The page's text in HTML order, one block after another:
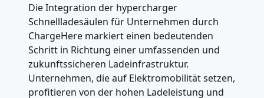
Die Integration der hypercharger
Schnellladesäulen für Unternehmen durch
ChargeHere markiert einen bedeutenden
Schritt in Richtung einer umfassenden und
zukunftssicheren Ladeinfrastruktur.
Unternehmen, die auf Elektromobilität setzen,
profitieren von der hohen Ladeleistung und